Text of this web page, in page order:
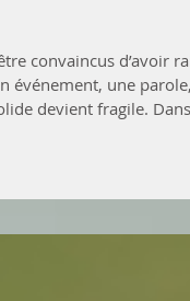
convaincus d’avoir
événement, une
devient fragile.